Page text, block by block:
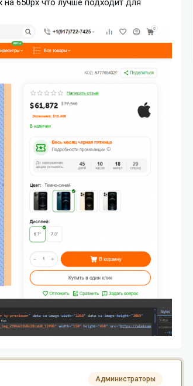
650px что лучше подходит для
Администраторы